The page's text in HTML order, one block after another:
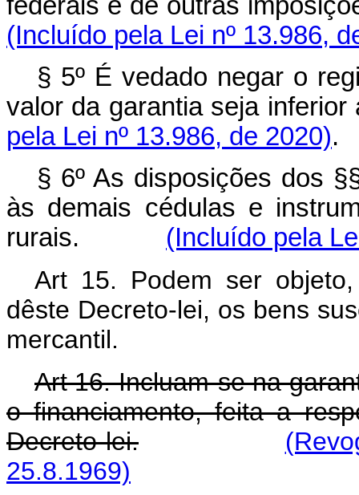
(Incluído pela Lei nº 13.986,
§ 5º É vedado negar o
valor da garantia seja inferior
pela Lei nº 13.986, de 2020).
§ 6º As disposições dos
às demais cédulas e
rurais.
(Incluído pela
Art 15. Podem ser
dêste Decreto-lei, os bens
mercantil.
Art 16. Incluam-se na
o financiamento, feita a
Decreto-lei.
25.8.1969)